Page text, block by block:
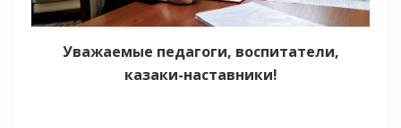
Уважаемые педагоги, воспитатели,
казаки-наставники!